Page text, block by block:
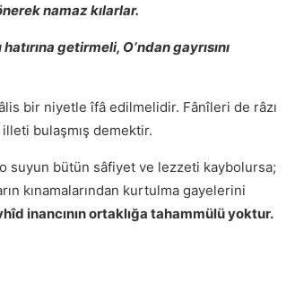
namaz kılarlar.
getirmeli, Oʼndan gayrısını
bir niyetle îfâ edilmelidir. Fânîleri de râzı
illeti bulaşmış demektir.
suyun bütün sâfiyet ve lezzeti kaybolursa;
kınamalarından kurtulma gayelerini
inancının ortaklığa tahammülü yoktur.